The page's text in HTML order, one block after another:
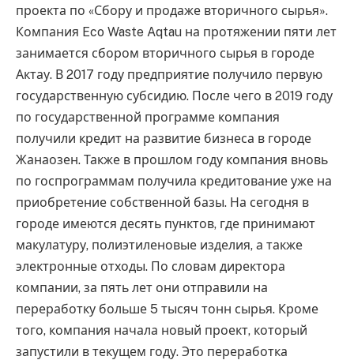
проекта по «Сбору и продаже вторичного сырья».
Компания Eco Waste Aqtau на протяжении пяти лет
занимается сбором вторичного сырья в городе
Актау. В 2017 году предприятие получило первую
государственную субсидию. После чего в 2019 году
по государственной программе компания
получили кредит на развитие бизнеса в городе
Жанаозен. Также в прошлом году компания вновь
по госпрограммам получила кредитование уже на
приобретение собственной базы. На сегодня в
городе имеются десять пунктов, где принимают
макулатуру, полиэтиленовые изделия, а также
электронные отходы. По словам директора
компании, за пять лет они отправили на
переработку больше 5 тысяч тонн сырья. Кроме
того, компания начала новый проект, который
запустили в текущем году. Это переработка